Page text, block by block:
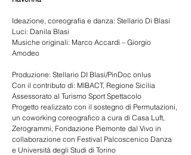
Ideazione, coreografia e danza: Stellario Di Blasi
Luci: Danila Blasi
Musiche originali: Marco Accardi – Giorgio
Amodeo
Produzione: Stellario DI Blasi/PinDoc onlus
Con il contributo di: MIBACT, Regione Sicilia
Assessorato al Turismo Sport Spettacolo
Progetto realizzato con il sostegno di Permutazioni,
un coworking coreografico a cura di Casa Luft,
Zerogrammi, Fondazione Piemonte dal Vivo in
collaborazione con Festival Palcoscenico Danza
e Università degli Studi di Torino